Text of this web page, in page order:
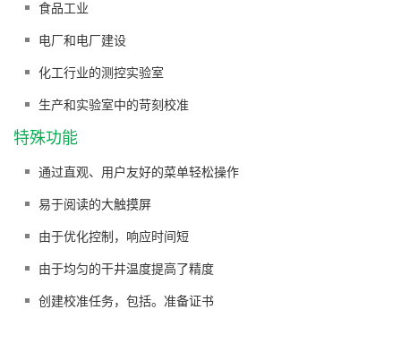
食品工业
电厂和电厂建设
化工行业的测控实验室
生产和实验室中的苛刻校准
特殊功能
通过直观、用户友好的菜单轻松操作
易于阅读的大触摸屏
由于优化控制，响应时间短
由于均匀的干井温度提高了精度
创建校准任务，包括。准备证书